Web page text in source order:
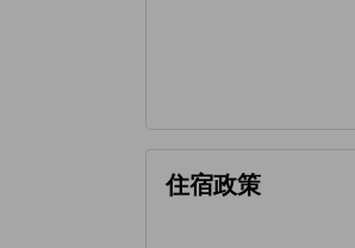
住宿政策